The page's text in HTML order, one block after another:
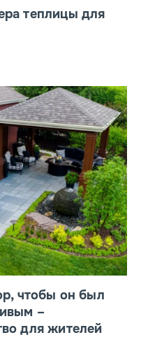
теплицы для
чтобы он был
–
для жителей